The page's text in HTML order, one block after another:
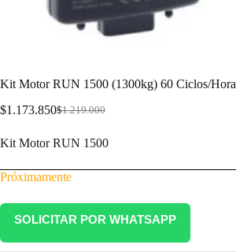
Kit Motor RUN 1500 (1300kg) 60 Ciclos/Hora
$1.219.000
$1.173.850
Kit Motor RUN 1500
Próximamente
SOLICITAR POR WHATSAPP